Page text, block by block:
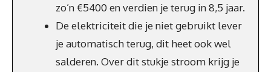
zo’n €5400 en verdien je terug in 8,5 jaar.
De elektriciteit die je niet gebruikt lever
je automatisch terug, dit heet ook wel
salderen. Over dit stukje stroom krijg je